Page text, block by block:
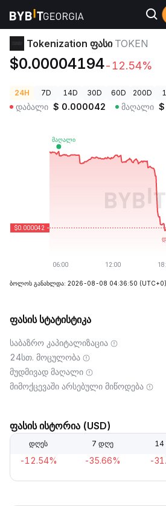
კრიპტოვალუტის ფასები Tokenization
Tokenization ფასი TOKEN
$0.00004194-12.54%
24H 7D 14D 30D 60D 200D
დაბალი $ 0.000042 მაღალი $
ბოლოს განახლდა: 2026-08-08 04:36:50 (UTC+0)
ფასის სტატისტიკა
საბაზრო კაპიტალიზაცია
24სთ. მოცულობა
მუდმივად მაღალი
მიმოქცევაში არსებული მიწოდება
ფასის ისტორია (USD)
დღეს 7 დღე 14
-12.54% -35.66% -